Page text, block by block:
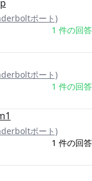
ポート)
1 件の回答
ポート)
1 件の回答
ポート)
1 件の回答